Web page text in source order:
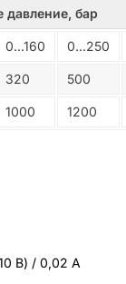
бар
0...160 0...250
320 500
1000 1200
В) / 0,02 A